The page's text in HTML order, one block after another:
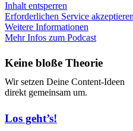
Inhalt entsperren
Erforderlichen Service
Weitere Informationen
Mehr Infos zum Podcast
Keine bloße Theorie
Wir setzen Deine Content-Ideen
direkt gemeinsam um.
Los geht’s!